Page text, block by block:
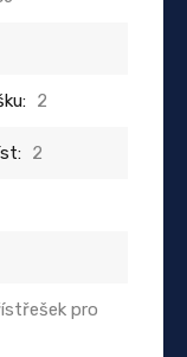
2
2
pro